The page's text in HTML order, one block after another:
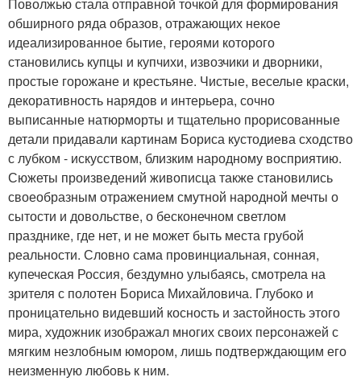
Поволжью стала отправной точкой для формирования
обширного ряда образов, отражающих некое
идеализированное бытие, героями которого
становились купцы и купчихи, извозчики и дворники,
простые горожане и крестьяне. Чистые, веселые краски,
декоративность нарядов и интерьера, сочно
выписанные натюрморты и тщательно прорисованные
детали придавали картинам Бориса кустодиева сходство
с лубком - искусством, близким народному восприятию.
Сюжеты произведений живописца также становились
своеобразным отражением смутной народной мечты о
сытости и довольстве, о бесконечном светлом
празднике, где нет, и не может быть места грубой
реальности. Словно сама провинциальная, сонная,
купеческая Россия, бездумно улыбаясь, смотрела на
зрителя с полотен Бориса Михайловича. Глубоко и
проницательно видевший косность и застойность этого
мира, художник изображал многих своих персонажей с
мягким незлобным юмором, лишь подтверждающим его
неизменную любовь к ним.